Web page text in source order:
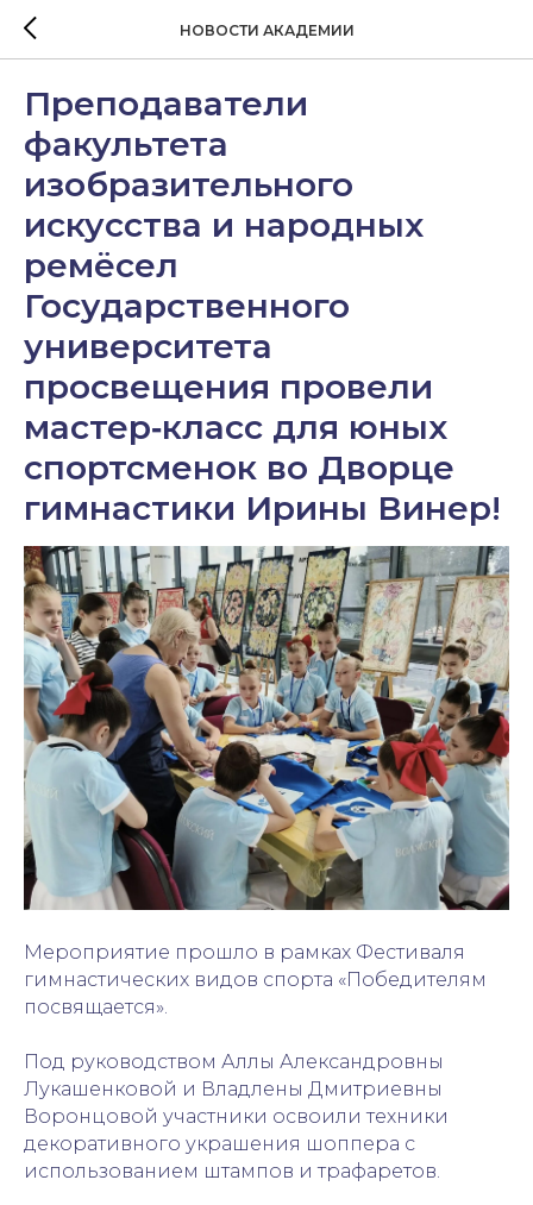
НОВОСТИ АКАДЕМИИ
Преподаватели
факультета
изобразительного
искусства и народных
ремёсел
Государственного
университета
просвещения провели
мастер‑класс для юных
спортсменок во Дворце
гимнастики Ирины Винер!
Мероприятие прошло в рамках Фестиваля
гимнастических видов спорта «Победителям
посвящается».
Под руководством Аллы Александровны
Лукашенковой и Владлены Дмитриевны
Воронцовой участники освоили техники
декоративного украшения шоппера с
использованием штампов и трафаретов.